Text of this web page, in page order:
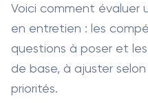
Voici comment évaluer
en entretien : les
questions à poser et
de base, à ajuster
priorités.